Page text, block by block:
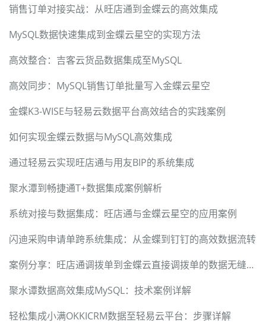
销售订单对接实战：从旺店通到金蝶云的高效集成
MySQL数据快速集成到金蝶云星空的实现方法
高效整合：吉客云货品数据集成至MySQL
高效同步：MySQL销售订单批量写入金蝶云星空
金蝶K3-WISE与轻易云数据平台高效结合的实践案例
如何实现金蝶云数据与MySQL高效集成
通过轻易云实现旺店通与用友BIP的系统集成
聚水潭到畅捷通T+数据集成案例解析
系统对接与数据集成：旺店通与金蝶云星空的应用案例
闪迪采购申请单跨系统集成：从金蝶到钉钉的高效数据流转
案例分享：旺店通调拨单到金蝶云直接调拨单的数据无缝对接
聚水谭数据高效集成MySQL：技术案例详解
轻松集成小满OKKICRM数据至轻易云平台：步骤详解